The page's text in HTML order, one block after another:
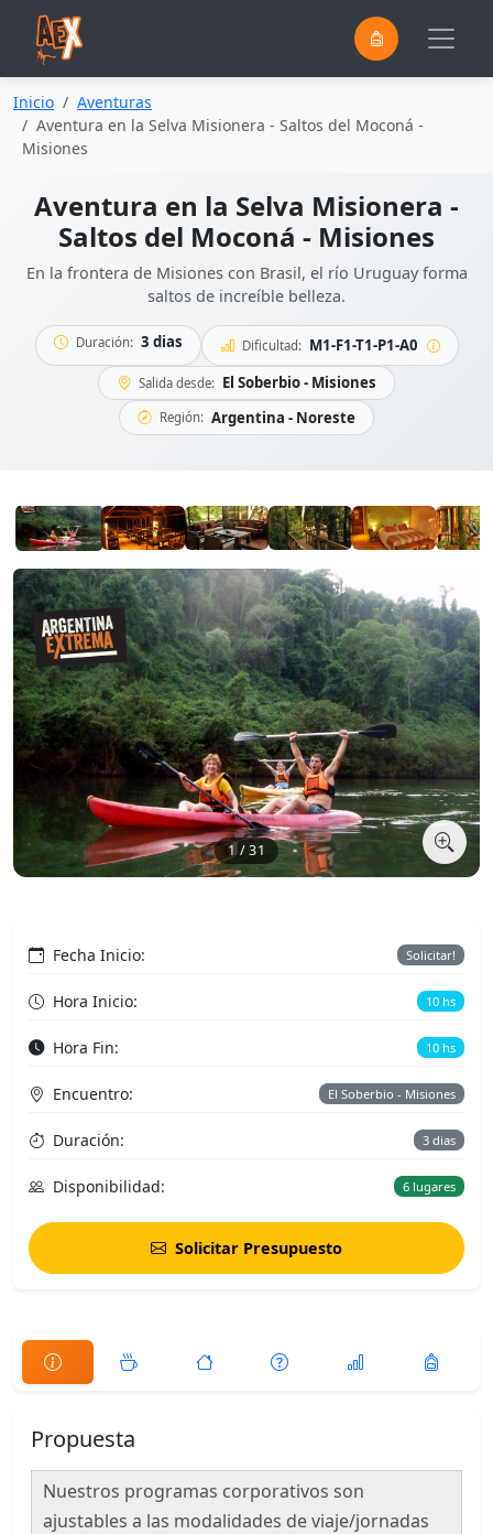
Inicio
Aventuras
Aventura en la Selva Misionera - Saltos del Moconá -
Misiones
Aventura en la Selva Misionera -
Saltos del Moconá - Misiones
En la frontera de Misiones con Brasil, el río Uruguay forma
saltos de increíble belleza.
Duración: 3 dias Dificultad: M1-F1-T1-P1-A0
Salida desde: El Soberbio - Misiones
Región: Argentina - Noreste
1 / 31
Fecha Inicio: Solicitar!
Hora Inicio: 10 hs
Hora Fin: 10 hs
Encuentro: El Soberbio - Misiones
Duración: 3 dias
Disponibilidad: 6 lugares
Solicitar Presupuesto
Propuesta
Nuestros programas corporativos son
ajustables a las modalidades de viaje/jornadas